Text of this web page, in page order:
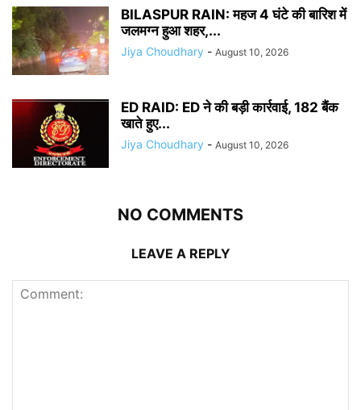
BILASPUR RAIN: महज 4 घंटे की बारिश में
जलमग्न हुआ शहर,...
Jiya Choudhary - August 10, 2026
ED RAID: ED ने की बड़ी कार्रवाई, 182 बैंक
खाते हुए...
Jiya Choudhary - August 10, 2026
NO COMMENTS
LEAVE A REPLY